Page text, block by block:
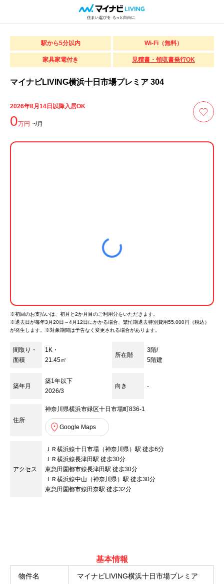
駅から5分以内 Wi-Fi（無料）
家具家電付き 見積書・領収書発行OK
マイナビLIVING横浜十日市場プレミア 304
2026年8月14日以降入居OK
0万円 ~/月
※初回のお支払いは、初月と2か月目のご利用分をいただきます。
※退去日が毎年3月20日～4月12日にかかる場合、繁忙期退去特別費用55,000円（税込）
が発生します。※対象期間は予告なく変更される場合があります。
間取り・
面積
1K・
21.45㎡
所在階
3階/
5階建
築年月
築1年以下
2026/3
向き -
住所
神奈川県横浜市緑区十日市場町836-1
Google Maps
アクセス
ＪＲ横浜線十日市場（神奈川県）駅 徒歩6分
ＪＲ横浜線長津田駅 徒歩30分
東急田園都市線長津田駅 徒歩30分
ＪＲ横浜線中山（神奈川県）駅 徒歩30分
東急田園都市線田奈駅 徒歩32分
基本情報
物件名
マイナビLIVING横浜十日市場プレミア